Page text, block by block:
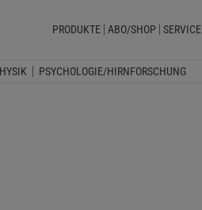
PRODUKTE ABO/SHOP SERVICE
PSYCHOLOGIE/HIRNFORSCHUNG